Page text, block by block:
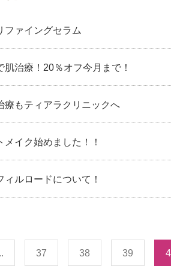
ファイングセラム
肌治療！20％オフ今月まで！
療もティアラクリニックへ
メイク始めました！！
ィルロードについて！
37 38 39